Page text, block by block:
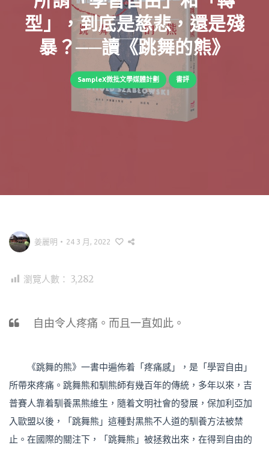
型」，到底是慈悲，還是殘
暴？──讀《跳舞的熊》
SampleX微批文學媒體計劃 書評
姜麗明 • 24 3 月, 2022
瀏覽人數： 3,282
自由令人疼痛。而且一直如此。
《跳舞的熊》一書中遍佈着「疼痛感」，是「學習自由」
所帶來疼痛。跳舞熊和馴熊師有幾百年的傳統，多年以來，吉
普賽人靠着馴養黑熊維生，隨着文明社會的發展，保加利亞加
入歐盟以後，「跳舞熊」這種對黑熊不人道的馴養方法被禁
止。在國際的關注下，「跳舞熊」被拯救出來，在得到自由的